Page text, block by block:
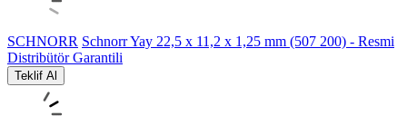
SCHNORR Schnorr Yay 22,5 x 11,2 x 1,25 mm (507 200) - Resmi
Distribütör Garantili
Teklif Al